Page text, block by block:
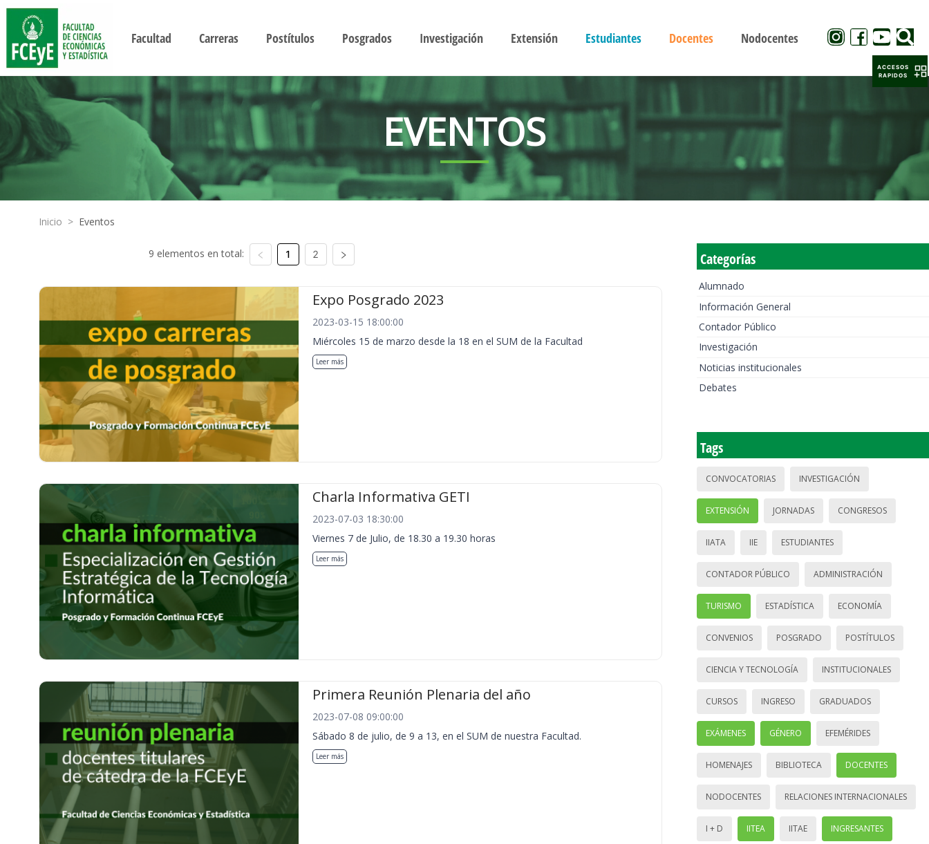
Facultad Carreras Postítulos Posgrados Investigación Extensión Estudiantes Docentes Nodocentes
EVENTOS
Inicio > Eventos
9 elementos en total: 1 2
Expo Posgrado 2023
2023-03-15 18:00:00
Miércoles 15 de marzo desde la 18 en el SUM de la Facultad
Leer más
Charla Informativa GETI
2023-07-03 18:30:00
Viernes 7 de Julio, de 18.30 a 19.30 horas
Leer más
Primera Reunión Plenaria del año
2023-07-08 09:00:00
Sábado 8 de julio, de 9 a 13, en el SUM de nuestra Facultad.
Leer más
Categorías
Alumnado
Información General
Contador Público
Investigación
Noticias institucionales
Debates
Tags
CONVOCATORIAS INVESTIGACIÓN
EXTENSIÓN JORNADAS CONGRESOS
IIATA IIE ESTUDIANTES
CONTADOR PÚBLICO ADMINISTRACIÓN
TURISMO ESTADÍSTICA ECONOMÍA
CONVENIOS POSGRADO POSTÍTULOS
CIENCIA Y TECNOLOGÍA INSTITUCIONALES
CURSOS INGRESO GRADUADOS
EXÁMENES GÉNERO EFEMÉRIDES
HOMENAJES BIBLIOTECA DOCENTES
NODOCENTES RELACIONES INTERNACIONALES
I + D IITEA IITAE INGRESANTES
ACCESOS
RAPIDOS